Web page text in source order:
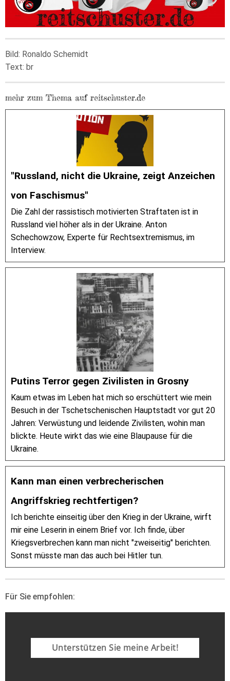
Bild: Ronaldo Schemidt
Text: br
mehr zum Thema auf reitschuster.de
"Russland, nicht die Ukraine, zeigt Anzeichen
von Faschismus"
Die Zahl der rassistisch motivierten Straftaten ist in
Russland viel höher als in der Ukraine. Anton
Schechowzow, Experte für Rechtsextremismus, im
Interview.
Putins Terror gegen Zivilisten in Grosny
Kaum etwas im Leben hat mich so erschüttert wie mein
Besuch in der Tschetschenischen Hauptstadt vor gut 20
Jahren: Verwüstung und leidende Zivilisten, wohin man
blickte. Heute wirkt das wie eine Blaupause für die
Ukraine.
Kann man einen verbrecherischen
Angriffskrieg rechtfertigen?
Ich berichte einseitig über den Krieg in der Ukraine, wirft
mir eine Leserin in einem Brief vor. Ich finde, über
Kriegsverbrechen kann man nicht "zweiseitig" berichten.
Sonst müsste man das auch bei Hitler tun.
Für Sie empfohlen:
Unterstützen Sie meine Arbeit!